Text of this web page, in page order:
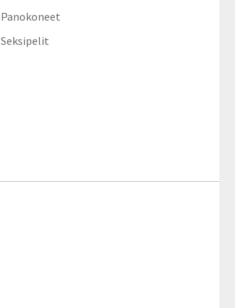
Panokoneet
Seksipelit